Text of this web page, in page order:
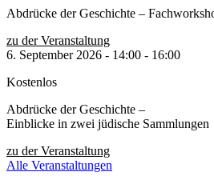
Abdrücke der Geschichte –
zu der Veranstaltung
6. September 2026 - 14:00 - 16:00
Kostenlos
Abdrücke der Geschichte –
Einblicke in zwei jüdische Sammlungen
zu der Veranstaltung
Alle Veranstaltungen